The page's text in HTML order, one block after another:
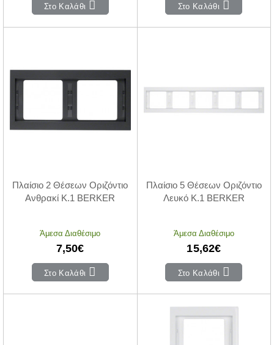
Στο Καλάθι Στο Καλάθι
Πλαίσιο 2 Θέσεων Οριζόντιο
Ανθρακί K.1 BERKER
Άμεσα Διαθέσιμο
7,50€
Στο Καλάθι
Πλαίσιο 5 Θέσεων Οριζόντιο
Λευκό K.1 BERKER
Άμεσα Διαθέσιμο
15,62€
Στο Καλάθι